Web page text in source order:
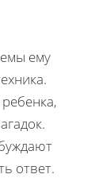
ему
ответ.